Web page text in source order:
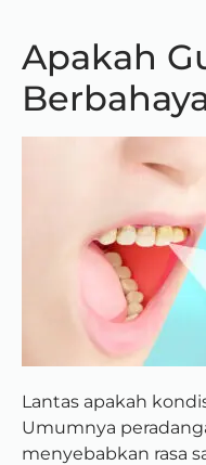
Apakah
Lantas apakah
Umumnya
menyebabkan rasa